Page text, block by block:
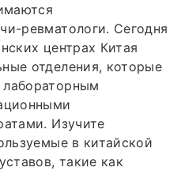
ревматологи. Сегодня
центрах Китая
отделения, которые
Изучите
в китайской
такие как